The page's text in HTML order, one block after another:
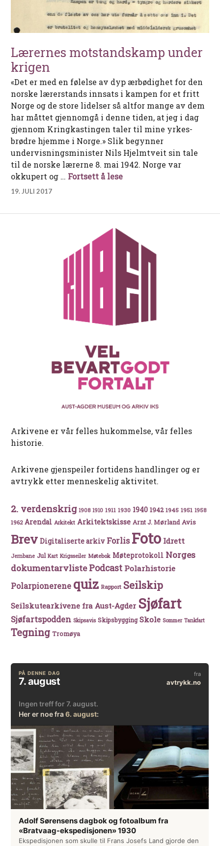
Lærernes motstandskamp under
krigen
«Det er med en følelse av dyp ærbødighet for den
norske lærerstands innsats i kampen for et fritt
Norge og de store lidelser så altfor mange av dem
har måttet gjennomgå i denne tiden, at jeg i dag
gjennom Kringkastingen taler til mine yrkes-
brødre hjemme i Norge.» Slik begynner
undervisningsminister Nils Hjelmtveit sin tale
til de norske lærerne 8. mai 1942. Norge var
okkupert og … Fortsett å leseLærernes
19. JULI 2017
Arkivene er vår felles hukommelse, vår felles
historie.
Arkivene gjenspeiler fortidens handlinger og er
avtrykk etter menneskelig aktivitet.
2. verdenskrig 1908 1910 1911 1930 1940 1942 1945 1951 1958
1962 Arendal Arkitekt Arkitektskisse Arnt J. Mørland Avis
Brev Digitaliserte arkiv Forlis Foto Idrett
Jernbane Jul Kart Krigsseiler Møtebok Møteprotokoll Norges
dokumentarvlistePodcast Polarhistorie
Polarpionerene quiz Rapport Seilskip
Seilskutearkivene fra Aust-Agder Sjøfart
Sjøfartspodden Skipsavis Skipsbygging Skole Sommer Tankfart
Tegning Tromøya